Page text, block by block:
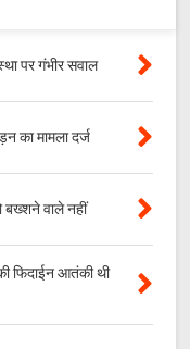
पर गंभीर सवाल
का मामला दर्ज
बख्शने वाले नहीं
फिदाईन आतंकी थी